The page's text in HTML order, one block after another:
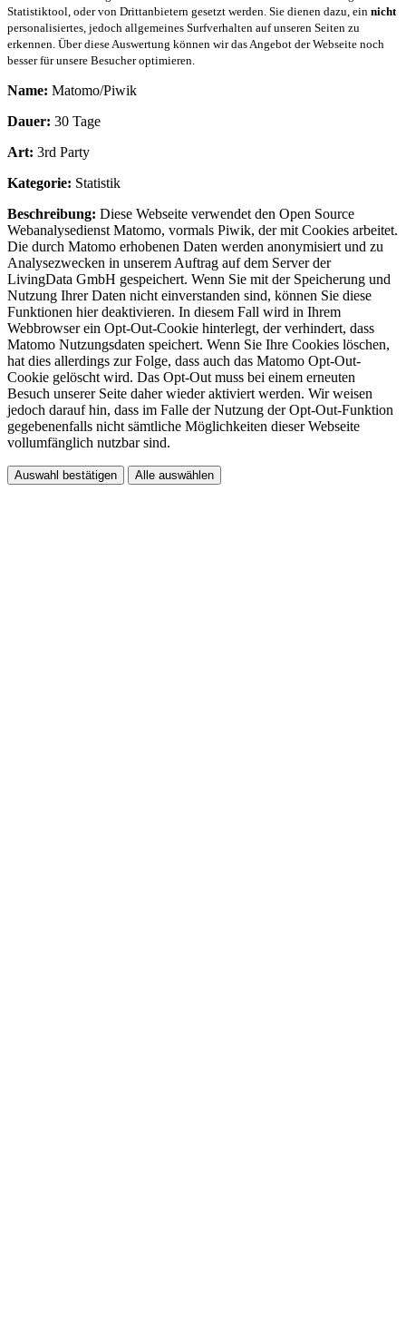
Statistiktool, oder von Drittanbietern gesetzt werden. Sie dienen dazu, ein nicht
personalisiertes, jedoch allgemeines Surfverhalten auf unseren Seiten zu
erkennen. Über diese Auswertung können wir das Angebot der Webseite noch
besser für unsere Besucher optimieren.
Name: Matomo/Piwik
Dauer: 30 Tage
Art: 3rd Party
Kategorie: Statistik
Beschreibung: Diese Webseite verwendet den Open Source
Webanalysedienst Matomo, vormals Piwik, der mit Cookies arbeitet.
Die durch Matomo erhobenen Daten werden anonymisiert und zu
Analysezwecken in unserem Auftrag auf dem Server der
LivingData GmbH gespeichert. Wenn Sie mit der Speicherung und
Nutzung Ihrer Daten nicht einverstanden sind, können Sie diese
Funktionen hier deaktivieren. In diesem Fall wird in Ihrem
Webbrowser ein Opt-Out-Cookie hinterlegt, der verhindert, dass
Matomo Nutzungsdaten speichert. Wenn Sie Ihre Cookies löschen,
hat dies allerdings zur Folge, dass auch das Matomo Opt-Out-
Cookie gelöscht wird. Das Opt-Out muss bei einem erneuten
Besuch unserer Seite daher wieder aktiviert werden. Wir weisen
jedoch darauf hin, dass im Falle der Nutzung der Opt-Out-Funktion
gegebenenfalls nicht sämtliche Möglichkeiten dieser Webseite
vollumfänglich nutzbar sind.
Auswahl bestätigen Alle auswählen